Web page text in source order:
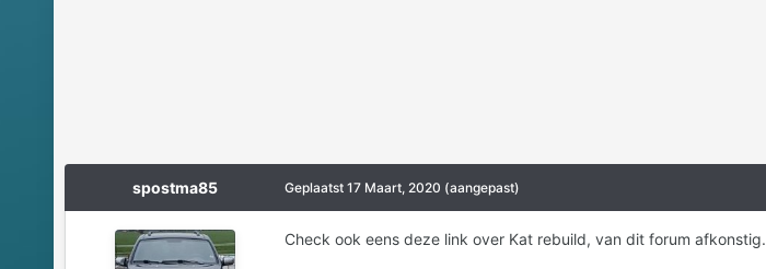
spostma85 Geplaatst 17 Maart, 2020 (aangepast)
Check ook eens deze link over Kat rebuild, van dit forum afkonstig.